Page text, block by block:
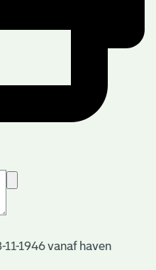
1946 vanaf haven